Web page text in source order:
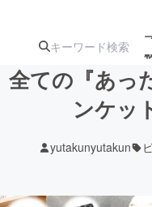
ジェクト
ターン
ジェ
全ての『あっ
ンケッ
yutakunyutakun